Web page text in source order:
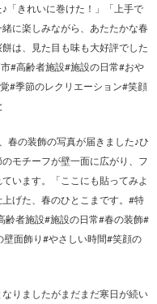
「きれいに巻けた！」「上手で
に楽しみながら、あたたかな春
は、見た目も味も大好評でした
#高齢者施設#施設の日常#おや
#季節のレクリエーション#笑顔
春の装飾の写真が届きました♪ひ
モチーフが壁一面に広がり、フ
います。「ここにも貼ってみよ
げた、春のひとこまです。#特
齢者施設#施設の日常#春の装飾#
面飾り#やさしい時間#笑顔の
りましたがまだまだ寒日が続い